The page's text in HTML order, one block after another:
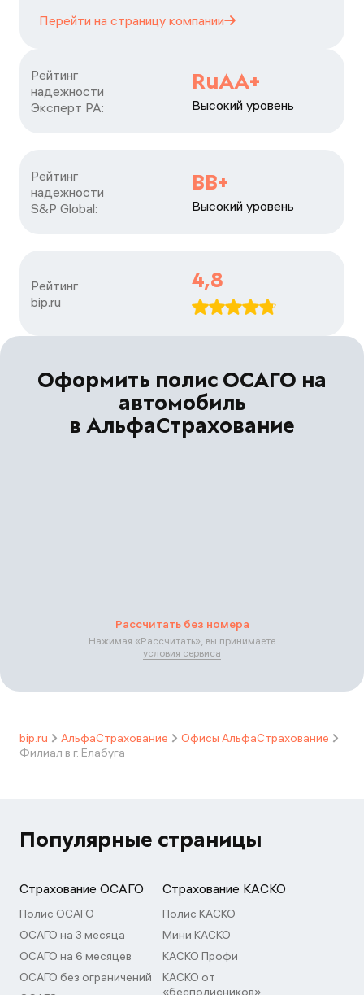
Перейти на страницу компании
Рейтинг
надежности
Эксперт РА:
RuAA+
Высокий уровень
Рейтинг
надежности
S&P Global:
ВВ+
Высокий уровень
Рейтинг
bip.ru
4,8
Оформить полис ОСАГО на
автомобиль
в АльфаСтрахование
Рассчитать без номера
Нажимая «Рассчитать», вы принимаете
условия сервиса
bip.ru АльфаСтрахование
Офисы АльфаСтрахование
Филиал в г. Елабуга
Популярные страницы
Страхование ОСАГО
Полис ОСАГО
ОСАГО на 3 месяца
ОСАГО на 6 месяцев
ОСАГО без ограничений
Страхование КАСКО
Полис КАСКО
Мини КАСКО
КАСКО Профи
КАСКО от
«бесполисников»